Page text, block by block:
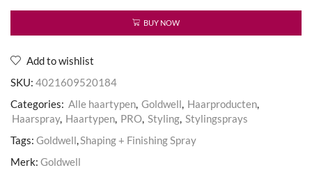
Finishing
aantal
BUY NOW
Add to wishlist
SKU: 4021609520184
Categories: Alle haartypen Goldwell Haarproducten
Haarspray, Haartypen PRO Styling Stylingsprays
Tags: Goldwell Shaping + Finishing Spray
Merk: Goldwell